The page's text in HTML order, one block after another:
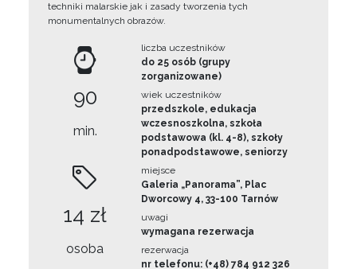
techniki malarskie jak i zasady tworzenia tych
monumentalnych obrazów.
90
min.
14 zł
osoba
liczba uczestników
do 25 osób (grupy
zorganizowane)
wiek uczestników
przedszkole, edukacja
wczesnoszkolna, szkoła
podstawowa (kl. 4-8), szkoły
ponadpodstawowe, seniorzy
miejsce
Galeria „Panorama”, Plac
Dworcowy 4, 33-100 Tarnów
uwagi
wymagana rezerwacja
rezerwacja
nr telefonu: (+48) 784 912 326